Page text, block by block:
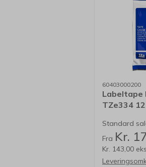
60403000200
Labeltape
TZe334
Standard
Fra Kr.
Kr. 143,00